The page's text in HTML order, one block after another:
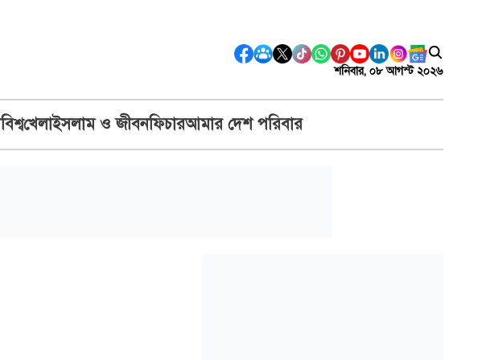
শনিবার, ০৮ আগস্ট ২০২৬
বিশ্বখেলাইসলাম ও জীবনফিচারআমার দেশ পরিবার